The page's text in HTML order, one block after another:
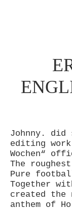
Johnny. did
editing
Wochen“
The
Pure
Together
created the
anthem of